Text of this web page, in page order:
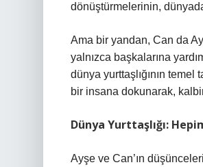
dönüştürmelerinin,
Ama bir yandan, Can da
yalnızca başkalarına
dünya yurttaşlığının
bir insana dokunarak,
Dünya Yurttaşlığı:
Ayşe ve Can’ın